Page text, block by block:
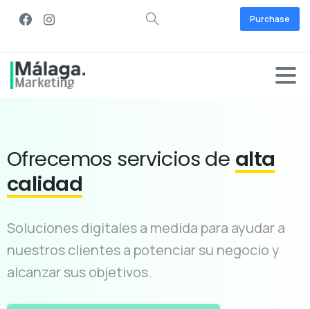
Purchase
Ofrecemos servicios de alta
calidad
Soluciones digitales a medida para ayudar a
nuestros clientes a potenciar su negocio y
alcanzar sus objetivos.